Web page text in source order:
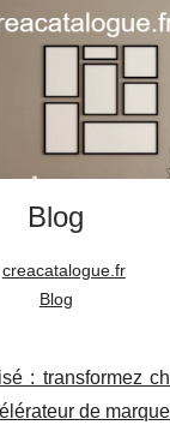
Blog
creacatalogue.fr
Blog
: transformez
de marque